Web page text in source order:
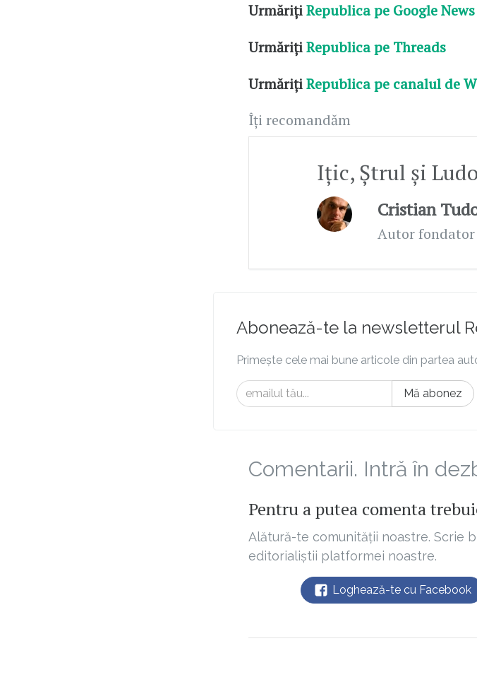
UrmărițiRepublica pe Google News
UrmărițiRepublica pe Threads
UrmărițiRepublica pe canalul de
Îți recomandăm
Ițic, Ștrul și
Cristian
Autor fondator
Abonează-te la newsletterul
Primește cele mai bune articole din partea
Mă abonez
Comentarii. Intră în
Pentru a putea comenta
Alătură-te comunității noastre. Scrie
editorialiștii platformei noastre.
Loghează-te cu Facebook